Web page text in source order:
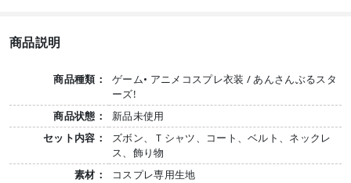
商品説明
商品種類：
ゲーム• アニメコスプレ衣装 / あんさんぶるスタ
ーズ!
商品状態：
新品未使用
セット内容：
ズボン、Ｔシャツ、コート、ベルト、ネックレ
ス、飾り物
素材：
コスプレ専用生地